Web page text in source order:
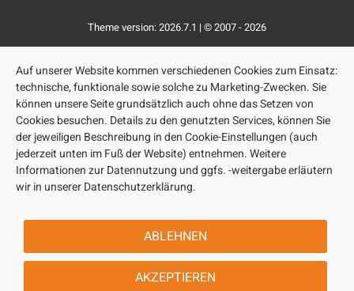
Theme version: 2026.7.1 | © 2007 - 2026
Auf unserer Website kommen verschiedenen Cookies zum Einsatz:
technische, funktionale sowie solche zu Marketing-Zwecken. Sie
können unsere Seite grundsätzlich auch ohne das Setzen von
Cookies besuchen. Details zu den genutzten Services, können Sie
der jeweiligen Beschreibung in den Cookie-Einstellungen (auch
jederzeit unten im Fuß der Website) entnehmen. Weitere
Informationen zur Datennutzung und ggfs. -weitergabe erläutern
wir in unserer Datenschutzerklärung.
ABLEHNEN
AKZEPTIEREN